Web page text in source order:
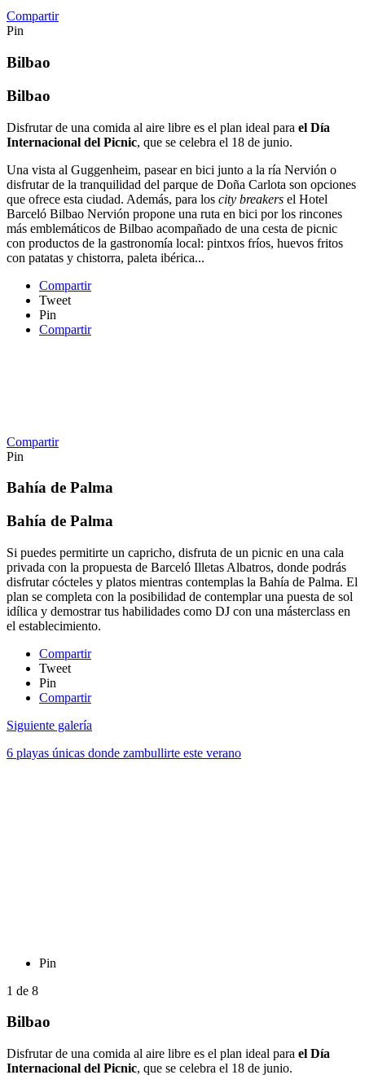
Compartir
Pin
Bilbao
Bilbao
Disfrutar de una comida al aire libre es el plan ideal para el Día
Internacional del Picnic, que se celebra el 18 de junio.
Una vista al Guggenheim, pasear en bici junto a la ría Nervión o
disfrutar de la tranquilidad del parque de Doña Carlota son opciones
que ofrece esta ciudad. Además, para los city breakers el Hotel
Barceló Bilbao Nervión propone una ruta en bici por los rincones
más emblemáticos de Bilbao acompañado de una cesta de picnic
con productos de la gastronomía local: pintxos fríos, huevos fritos
con patatas y chistorra, paleta ibérica...
Compartir
Tweet
Pin
Compartir
Compartir
Pin
Bahía de Palma
Bahía de Palma
Si puedes permitirte un capricho, disfruta de un picnic en una cala
privada con la propuesta de Barceló Illetas Albatros, donde podrás
disfrutar cócteles y platos mientras contemplas la Bahía de Palma. El
plan se completa con la posibilidad de contemplar una puesta de sol
idílica y demostrar tus habilidades como DJ con una másterclass en
el establecimiento.
Compartir
Tweet
Pin
Compartir
Siguiente galería
6 playas únicas donde zambullirte este verano
Pin
1 de 8
Bilbao
Disfrutar de una comida al aire libre es el plan ideal para el Día
Internacional del Picnic, que se celebra el 18 de junio.